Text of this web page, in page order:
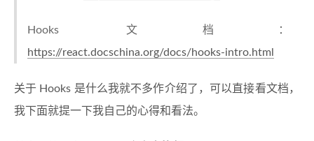
Hooks 文档：
https://react.docschina.org/docs/hooks-intro.html
关于 Hooks 是什么我就不多作介绍了，可以直接看文档，
我下面就提一下我自己的心得和看法。